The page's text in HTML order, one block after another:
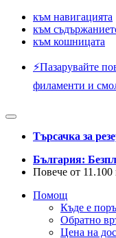
към навигацията
към
към кошницата
⚡️Пазарувайте
филаменти и
Търсачка за
България:
Повече от 11.100
Помощ
Къде е
Обратно
Цена на